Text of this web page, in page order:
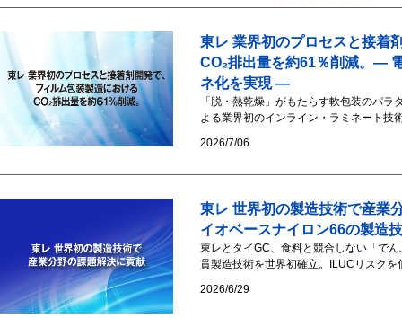
東レ 業界初のプロセスと接着
CO₂排出量を約61％削減。―
ネ化を実現 ―
「脱・熱乾燥」がもたらす軟包装のパ
よる業界初のインライン・ラミネート
2026/7/06
東レ 世界初の製造技術で産業
イオベースナイロン66の製造
東レとタイGC、食料と競合しない「で
貫製造技術を世界初確立。ILUCリスク
2026/6/29